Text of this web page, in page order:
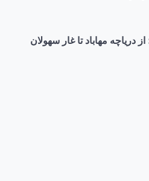
دریاچه مهاباد تا غار سهولان